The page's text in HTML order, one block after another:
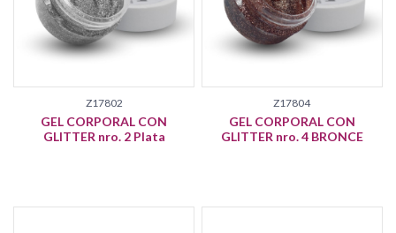
Z17802
GEL CORPORAL CON
GLITTER nro. 2 Plata
Z17804
GEL CORPORAL CON
GLITTER nro. 4 BRONCE